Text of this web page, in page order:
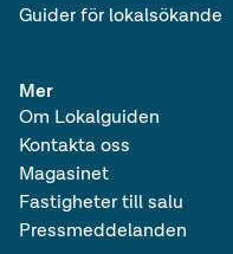
Guider för lokalsökande
Mer
Om Lokalguiden
Kontakta oss
Magasinet
Fastigheter till salu
Pressmeddelanden